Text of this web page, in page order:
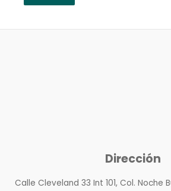
Dirección
Calle Cleveland 33 Int 101, Col. Noche